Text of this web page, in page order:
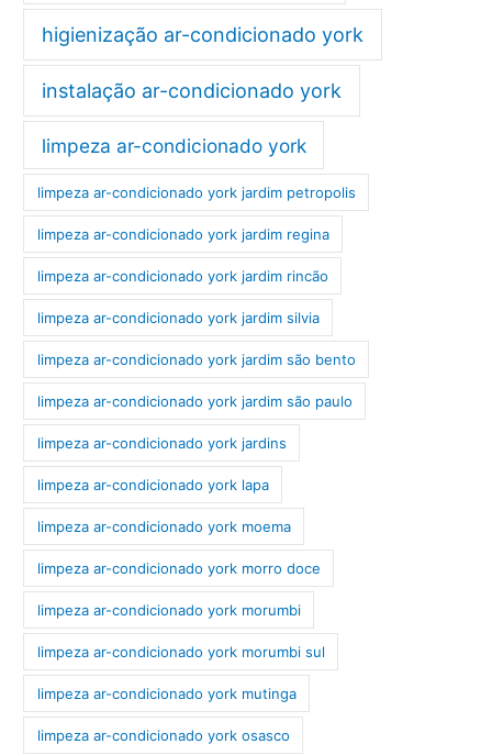
higienização ar-condicionado york
instalação ar-condicionado york
limpeza ar-condicionado york
limpeza ar-condicionado york jardim petropolis
limpeza ar-condicionado york jardim regina
limpeza ar-condicionado york jardim rincão
limpeza ar-condicionado york jardim silvia
limpeza ar-condicionado york jardim são bento
limpeza ar-condicionado york jardim são paulo
limpeza ar-condicionado york jardins
limpeza ar-condicionado york lapa
limpeza ar-condicionado york moema
limpeza ar-condicionado york morro doce
limpeza ar-condicionado york morumbi
limpeza ar-condicionado york morumbi sul
limpeza ar-condicionado york mutinga
limpeza ar-condicionado york osasco